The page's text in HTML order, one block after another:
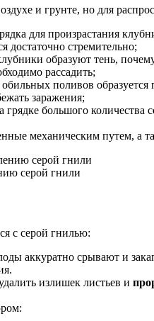
и грунте, но для
для произрастания
достаточно стремительно;
образуют тень,
рассадить;
поливов
заражения;
грядке большого количества
механическим путем, а
серой гнили
с серой гнилью:
аккуратно срывают и
излишек листьев и